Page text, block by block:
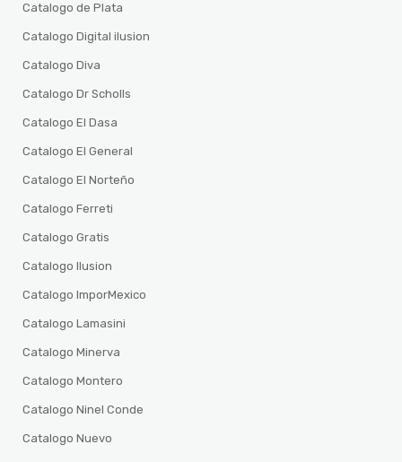
Catalogo de Plata
Catalogo Digital ilusion
Catalogo Diva
Catalogo Dr Scholls
Catalogo El Dasa
Catalogo El General
Catalogo El Norteño
Catalogo Ferreti
Catalogo Gratis
Catalogo Ilusion
Catalogo ImporMexico
Catalogo Lamasini
Catalogo Minerva
Catalogo Montero
Catalogo Ninel Conde
Catalogo Nuevo